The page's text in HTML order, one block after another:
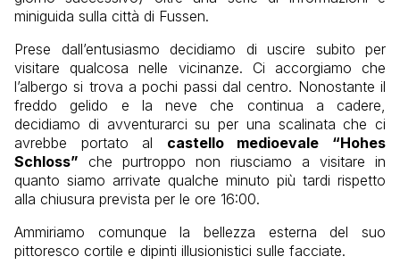
miniguida sulla città di Fussen.
Prese dall’entusiasmo decidiamo di uscire subito per
visitare qualcosa nelle vicinanze. Ci accorgiamo che
l’albergo si trova a pochi passi dal centro. Nonostante il
freddo gelido e la neve che continua a cadere,
decidiamo di avventurarci su per una scalinata che ci
avrebbe portato al castello medioevale “Hohes
Schloss” che purtroppo non riusciamo a visitare in
quanto siamo arrivate qualche minuto più tardi rispetto
alla chiusura prevista per le ore 16:00.
Ammiriamo comunque la bellezza esterna del suo
pittoresco cortile e dipinti illusionistici sulle facciate.